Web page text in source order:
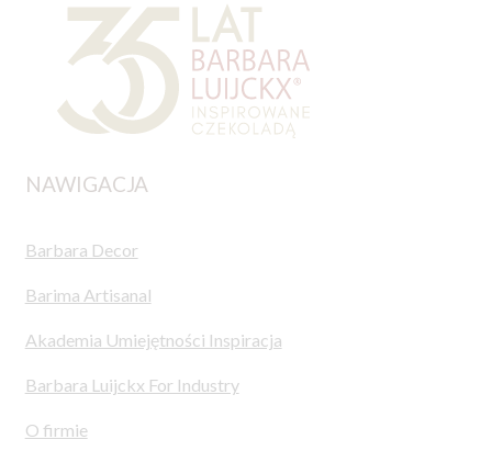
NAWIGACJA
Barbara Decor
Barima Artisanal
Akademia Umiejętności Inspiracja
Barbara Luijckx For Industry
O firmie